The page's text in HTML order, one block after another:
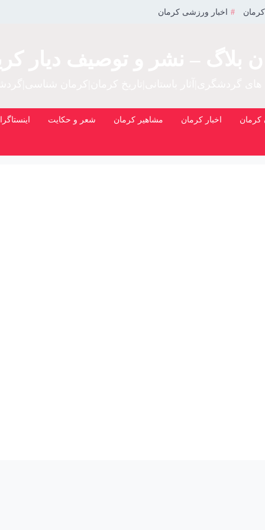
کرمان اخبار ورزشی کرمان
کرمان اخبار کرمان مشاهیر کرمان شعر و حکایت